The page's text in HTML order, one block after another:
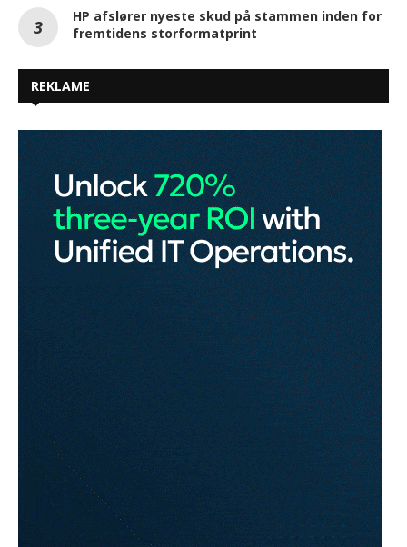
HP afslører nyeste skud på stammen inden for
fremtidens storformatprint
REKLAME